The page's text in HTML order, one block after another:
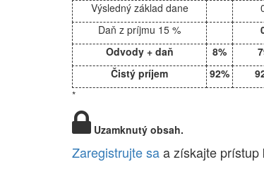
Výsledný základ dane
Daň z príjmu 15 %
Odvody + daň
8%
Čistý príjem
92%
*
Uzamknutý obsah.
Zaregistrujte saa získajte prístup